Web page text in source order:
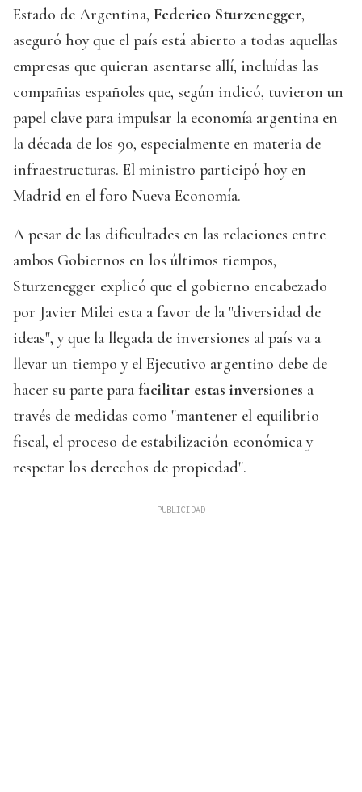
Estado de Argentina, Federico Sturzenegger,
aseguró hoy que el país está abierto a todas aquellas
empresas que quieran asentarse allí, incluídas las
compañias españoles que, según indicó, tuvieron un
papel clave para impulsar la economía argentina en
la década de los 90, especialmente en materia de
infraestructuras. El ministro participó hoy en
Madrid en el foro Nueva Economía.
A pesar de las dificultades en las relaciones entre
ambos Gobiernos en los últimos tiempos,
Sturzenegger explicó que el gobierno encabezado
por Javier Milei esta a favor de la "diversidad de
ideas", y que la llegada de inversiones al país va a
llevar un tiempo y el Ejecutivo argentino debe de
hacer su parte para facilitar estas inversiones a
través de medidas como "mantener el equilibrio
fiscal, el proceso de estabilización económica y
respetar los derechos de propiedad".